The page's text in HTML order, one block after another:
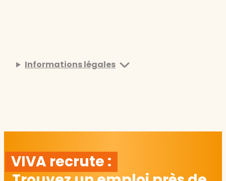
Informations légales
VIVA recrute :